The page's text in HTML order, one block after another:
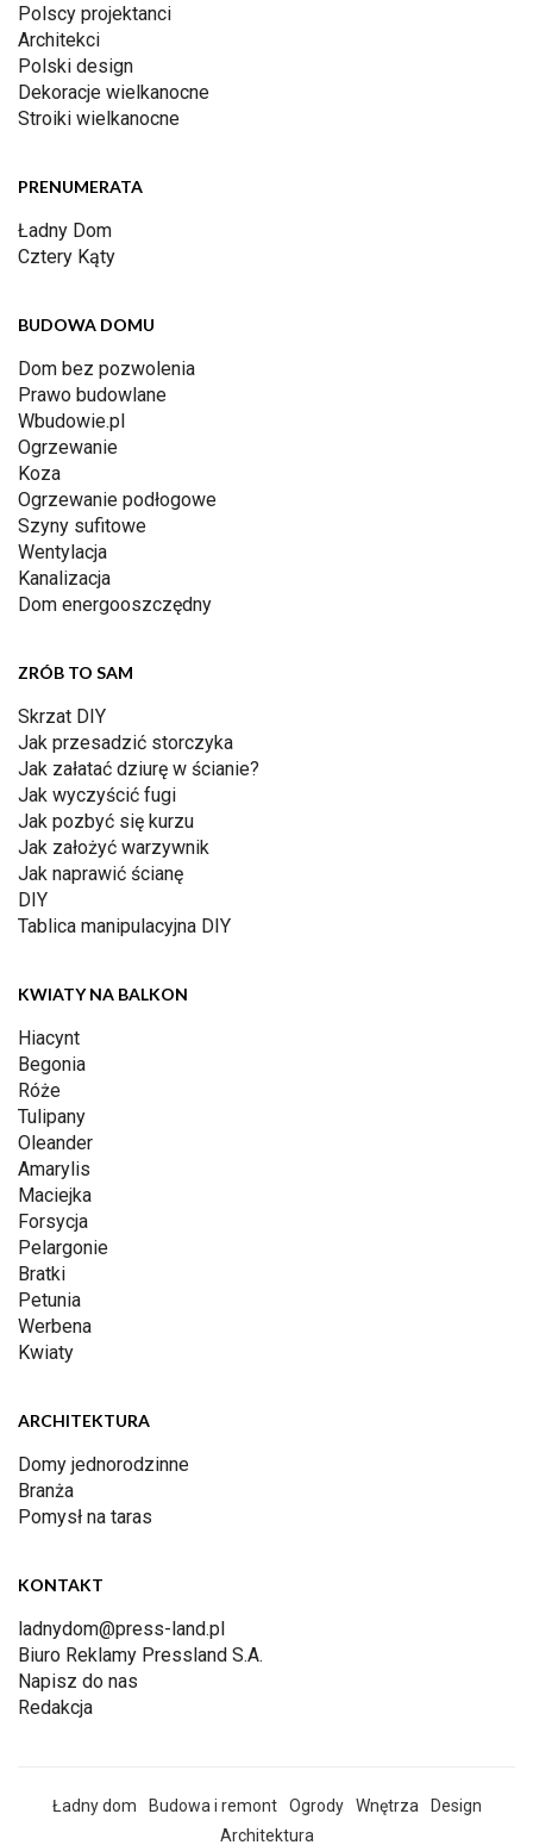
Polscy projektanci
Architekci
Polski design
Dekoracje wielkanocne
Stroiki wielkanocne
PRENUMERATA
Ładny Dom
Cztery Kąty
BUDOWA DOMU
Dom bez pozwolenia
Prawo budowlane
Wbudowie.pl
Ogrzewanie
Koza
Ogrzewanie podłogowe
Szyny sufitowe
Wentylacja
Kanalizacja
Dom energooszczędny
ZRÓB TO SAM
Skrzat DIY
Jak przesadzić storczyka
Jak załatać dziurę w ścianie?
Jak wyczyścić fugi
Jak pozbyć się kurzu
Jak założyć warzywnik
Jak naprawić ścianę
DIY
Tablica manipulacyjna DIY
KWIATY NA BALKON
Hiacynt
Begonia
Róże
Tulipany
Oleander
Amarylis
Maciejka
Forsycja
Pelargonie
Bratki
Petunia
Werbena
Kwiaty
ARCHITEKTURA
Domy jednorodzinne
Branża
Pomysł na taras
KONTAKT
ladnydom@press-land.pl
Biuro Reklamy Pressland S.A.
Napisz do nas
Redakcja
Ładny dom Budowa i remont Ogrody Wnętrza
Design
Architektura